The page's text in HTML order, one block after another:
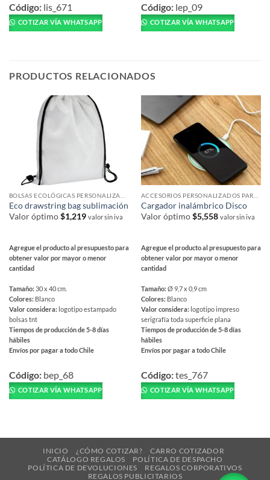
producto
tiene
múltiples
se
producto
Código: lis_671
COTIZAR VÍA WHATSAPP
producto
tiene
múltiples
se
pueden
en
la
página
de
producto
Código: lep_09
COTIZAR VÍA WHATSAPP
PRODUCTOS RELACIONADOS
Eco drawstring bag sublimación
Valor óptimo$1,219 valor sin iva
Agregue el producto al presupuesto para
obtener valor por mayor o menor
cantidad
Tamaño: 30 x 40 cm.
Colores: Blanco
Valor considera: logotipo estampado
bolsas tnt
Tiempos de producción de 5-8 días
hábiles
Envíos por pagar a todo Chile
producto
tiene
múltiples
opciones
Código: bep_68
COTIZAR VÍA WHATSAPP
Cargador inalámbrico Disco
Valor óptimo$5,558 valor sin iva
Agregue el producto al presupuesto para
obtener valor por mayor o menor
cantidad
Tamaño:Ø 9,7 x 0,9 cm
Colores: Blanco
Valor considera: logotipo impreso
serigrafía toda superficie plana
Tiempos de producción de 5-8 días
hábiles
Envíos por pagar a todo Chile
producto
tiene
múltiples
opciones
se
pueden
elegir
Código:tes_767
COTIZAR VÍA WHATSAPP
INICIO ¿CÓMO COTIZAR?
CARRO COTIZADOR
CATÁLOGO REGALOS
POLÍTICA DE DESPACHO
POLÍTICA DE DEVOLUCIONES
REGALOS CORPORATIVOS
REGALOS PUBLICITARIOS